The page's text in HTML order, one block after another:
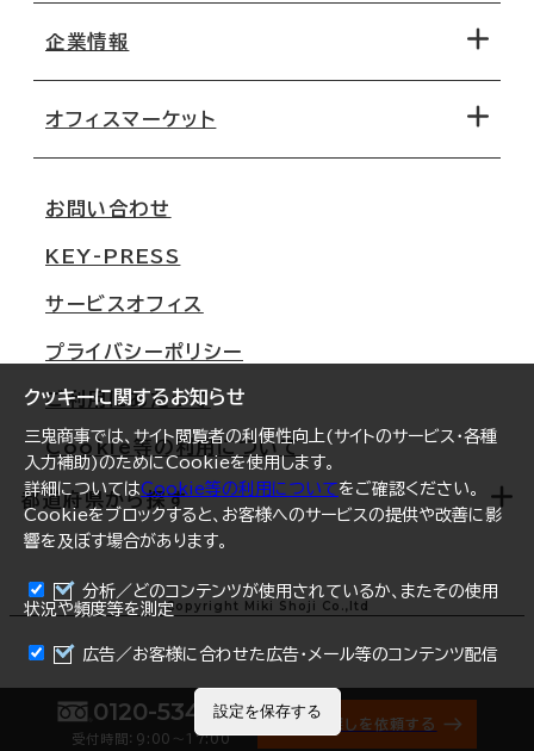
まとめて資料請求
0120-534-011
受付時間：9:00〜17:00
オフィス探しを依頼する
クッキーに関するお知らせ
三鬼商事では、サイト閲覧者の利便性向上(サイトのサービス・各種
入力補助)のためにCookieを使用します。
詳細についてはCookie等の利用についてをご確認ください。
Cookieをブロックすると、お客様へのサービスの提供や改善に影
響を及ぼす場合があります。
分析／どのコンテンツが使用されているか、またその使用
状況や頻度等を測定
広告／お客様に合わせた広告・メール等のコンテンツ配信
設定を保存する
地図から探す
路線・駅から探す
移転コストシミュレーション
移転スケジュール
オフィス移転Q&A
企業情報
オフィスマーケット
大阪
名古屋
札幌
仙台
横浜
福岡
オフィスリポート
ログイン
お問い合わせ
KEY-PRESS
サービスオフィス
プライバシーポリシー
ご利用にあたって
Cookie等の利用について
都道府県から探す
北海道
青森県
宮城県
Copyright Miki Shoji Co.,ltd